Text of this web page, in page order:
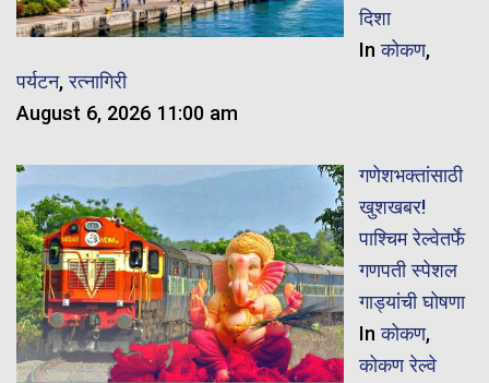
दिशा
Inकोकण,
पर्यटन,रत्नागिरी
August 6, 2026 11:00 am
गणेशभक्तांसाठी
खुशखबर!
पाश्चिम रेल्वेतर्फे
गणपती स्पेशल
गाड्यांची घोषणा
Inकोकण,
कोकण रेल्वे